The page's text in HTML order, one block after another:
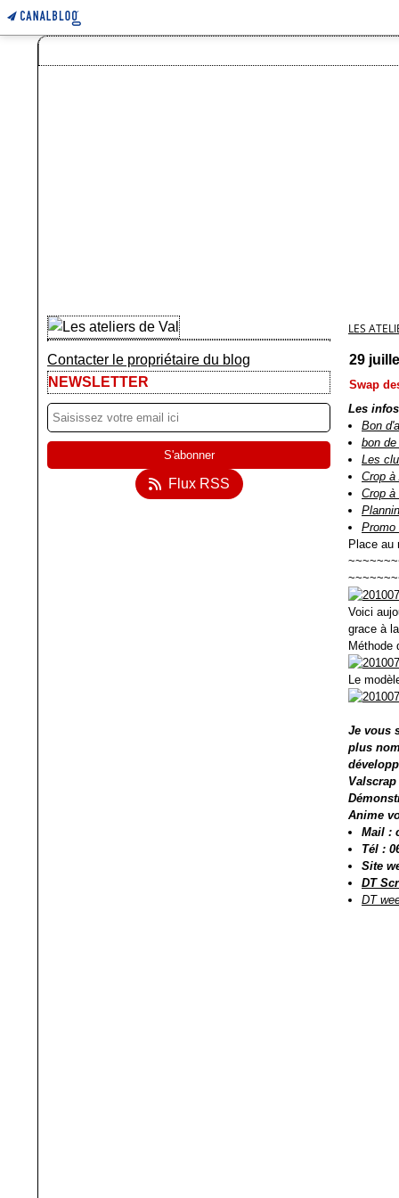
Contacter le propriétaire du blog
NEWSLETTER
Flux RSS
LES
29
Swap
Les
Bon
bon
Les
Crop
Crop à
Promo
Place au
Voici
grace à
Méthode
Le
Je vous
plus
Valscrap
Anime
Mail :
Tél :
Site
DT
DT